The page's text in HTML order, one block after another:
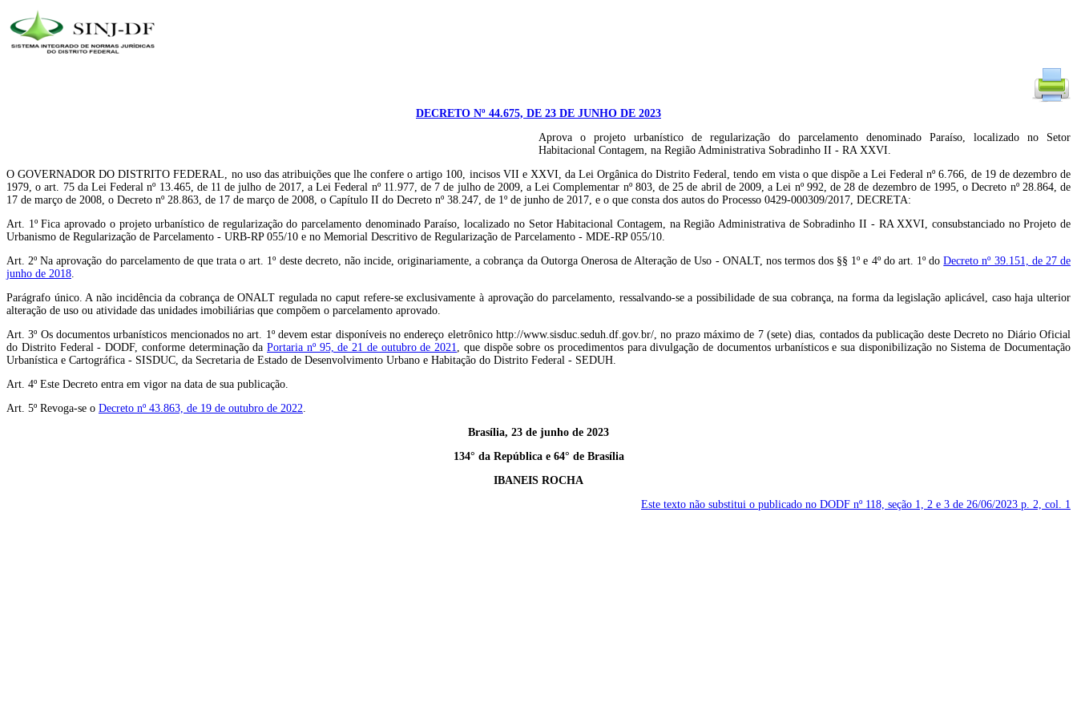
DECRETO Nº 44.675, DE 23 DE JUNHO DE 2023
Aprova o projeto urbanístico de regularização do parcelamento denominado Paraíso, localizado no Setor
Habitacional Contagem, na Região Administrativa Sobradinho II - RA XXVI.
O GOVERNADOR DO DISTRITO FEDERAL, no uso das atribuições que lhe confere o artigo 100, incisos VII e XXVI, da Lei Orgânica do Distrito Federal, tendo em vista o que dispõe a Lei Federal nº 6.766, de 19 de dezembro de
1979, o art. 75 da Lei Federal nº 13.465, de 11 de julho de 2017, a Lei Federal nº 11.977, de 7 de julho de 2009, a Lei Complementar nº 803, de 25 de abril de 2009, a Lei nº 992, de 28 de dezembro de 1995, o Decreto nº 28.864, de
17 de março de 2008, o Decreto nº 28.863, de 17 de março de 2008, o Capítulo II do Decreto nº 38.247, de 1º de junho de 2017, e o que consta dos autos do Processo 0429-000309/2017, DECRETA:
Art. 1º Fica aprovado o projeto urbanístico de regularização do parcelamento denominado Paraíso, localizado no Setor Habitacional Contagem, na Região Administrativa de Sobradinho II - RA XXVI, consubstanciado no Projeto de
Urbanismo de Regularização de Parcelamento - URB-RP 055/10 e no Memorial Descritivo de Regularização de Parcelamento - MDE-RP 055/10.
Art. 2º Na aprovação do parcelamento de que trata o art. 1º deste decreto, não incide, originariamente, a cobrança da Outorga Onerosa de Alteração de Uso - ONALT, nos termos dos §§ 1º e 4º do art. 1º doDecreto nº 39.151, de 27 de
junho de 2018.
Parágrafo único. A não incidência da cobrança de ONALT regulada no caput refere-se exclusivamente à aprovação do parcelamento, ressalvando-se a possibilidade de sua cobrança, na forma da legislação aplicável, caso haja ulterior
alteração de uso ou atividade das unidades imobiliárias que compõem o parcelamento aprovado.
Art. 3º Os documentos urbanísticos mencionados no art. 1º devem estar disponíveis no endereço eletrônico http://www.sisduc.seduh.df.gov.br/, no prazo máximo de 7 (sete) dias, contados da publicação deste Decreto no Diário Oficial
do Distrito Federal - DODF, conforme determinação daPortaria nº 95, de 21 de outubro de 2021, que dispõe sobre os procedimentos para divulgação de documentos urbanísticos e sua disponibilização no Sistema de Documentação
Urbanística e Cartográfica - SISDUC, da Secretaria de Estado de Desenvolvimento Urbano e Habitação do Distrito Federal - SEDUH.
Art. 4º Este Decreto entra em vigor na data de sua publicação.
Art. 5º Revoga-se o Decreto nº 43.863, de 19 de outubro de 2022.
Brasília, 23 de junho de 2023
134° da República e 64° de Brasília
IBANEIS ROCHA
Este texto não substitui o publicado no DODF nº 118, seção 1, 2 e 3 de 26/06/2023 p. 2, col. 1